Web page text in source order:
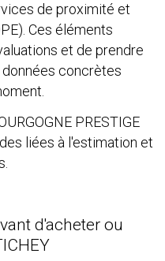
de proximité et
Ces éléments
et de prendre
concrètes
PRESTIGE
liées à l'estimation et
d'acheter ou